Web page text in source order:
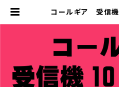
コールギア 受信